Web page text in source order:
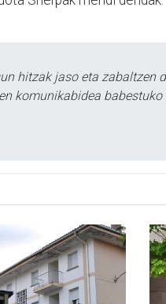
hitzak jaso eta zabaltzen
komunikabidea babestuko